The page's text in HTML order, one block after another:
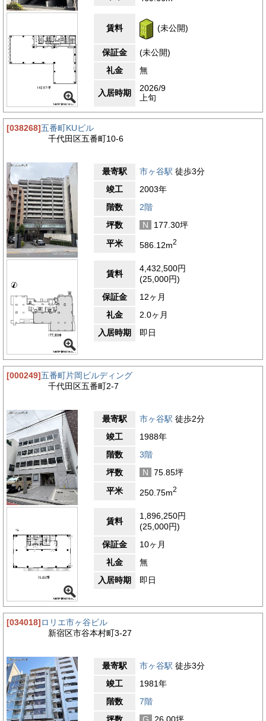
駅からの距離
耐震性
賃料 (未公開)
保証金
(未公開)
礼金
無
入居時期
2026/9
上旬
[038268]五番町KUビル
千代田区五番町10-6
最寄駅 市ヶ谷駅 徒歩3分
竣工
2003年
階数
2階
坪数
N
177.30坪
平米
586.12m2
賃料
4,432,500円
(25,000円)
保証金
12ヶ月
礼金
2.0ヶ月
入居時期
即日
[000249]五番町片岡ビルディング
千代田区五番町2-7
最寄駅 市ヶ谷駅 徒歩2分
竣工
1988年
階数
3階
坪数
N
75.85坪
平米
250.75m2
賃料
1,896,250円
(25,000円)
保証金
10ヶ月
礼金
無
入居時期
即日
[034018]ロリエ市ヶ谷ビル
新宿区市谷本村町3-27
最寄駅 市ヶ谷駅 徒歩3分
竣工
1981年
階数
7階